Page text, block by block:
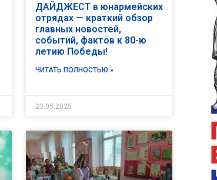
ДАЙДЖЕСТ в юнармейских
отрядах — краткий обзор
главных новостей,
событий, фактов к 80-ю
летию Победы!
ЧИТАТЬ ПОЛНОСТЬЮ »
23.05.2025